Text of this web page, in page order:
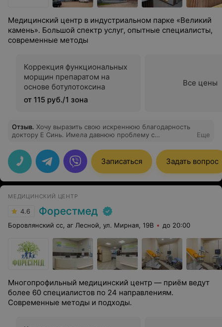
Медицинский центр в индустриальном парке «Великий
камень». Большой спектр услуг, опытные специалисты,
современные методы
Коррекция функциональных
морщин препаратом на
основе ботулотоксина
от 115 руб./1 зона
Все цены
Отзыв. Хочу выразить свою искреннюю благодарность
доктору Е Синь. Имела давнюю проблему с
методы ее лечения, но не достигла желаемого
результата. И также был острый ахиллобурсит. После
первого приема (иглоукалывание и электропунктура) у
доктора Е Синь мне сразу стало же лучше (
уменьшился болевой синдром и увеличился объем
подходит к сбору анамнеза пациента, внимательный,
приятный в общении. Благодарю центр Эксперт+, что
благодаря международному сотрудничеству мы имеем
возможность обратиться к Магистру акупунктуры
(редкому специалисту высокого класса). Очень
рекомендую.
Еще
Записаться Задать вопрос
МЕДИЦИНСКИЙ ЦЕНТР
4.6 Форестмед
Боровлянский сс, аг Лесной, ул. Мирная, 19В до 20:00
Многопрофильный медицинский центр — приём ведут
более 60 специалистов по 24 направлениям.
Современные методы и подходы.